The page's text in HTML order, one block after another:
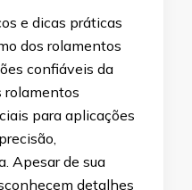
e dicas práticas
dos rolamentos
confiáveis da
rolamentos
para aplicações
Apesar de sua
detalhes